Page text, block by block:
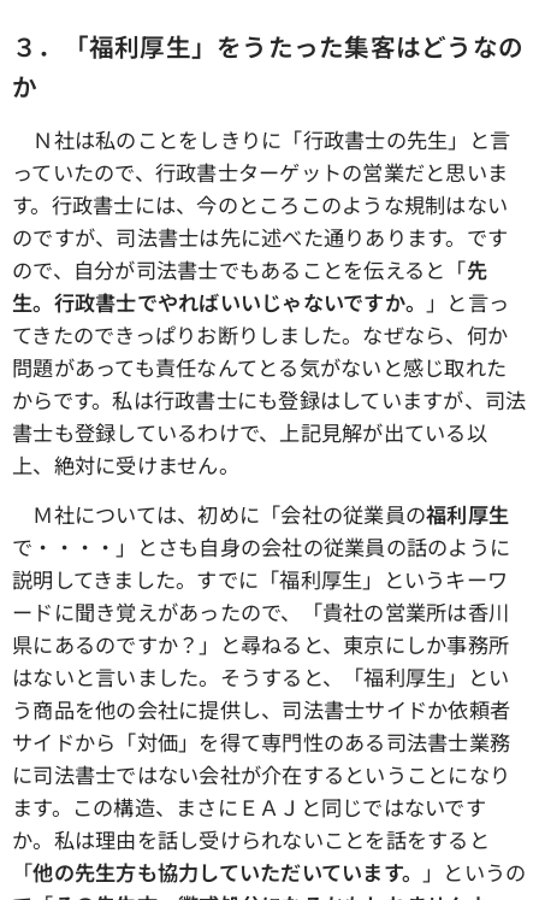
３．「福利厚生」をうたった集客はどうなの
か
Ｎ社は私のことをしきりに「行政書士の先生」と言
っていたので、行政書士ターゲットの営業だと思いま
す。行政書士には、今のところこのような規制はない
のですが、司法書士は先に述べた通りあります。です
ので、自分が司法書士でもあることを伝えると「先
生。行政書士でやればいいじゃないですか。 」と言っ
てきたのできっぱりお断りしました。なぜなら、何か
問題があっても責任なんてとる気がないと感じ取れた
からです。私は行政書士にも登録はしていますが、司法
書士も登録しているわけで、上記見解が出ている以
上、絶対に受けません。
Ｍ社については、初めに「会社の従業員の福利厚生
で・・・・」とさも自身の会社の従業員の話のように
説明してきました。すでに「福利厚生」というキーワ
ードに聞き覚えがあったので、「貴社の営業所は香川
県にあるのですか？」と尋ねると、東京にしか事務所
はないと言いました。そうすると、「福利厚生」とい
う商品を他の会社に提供し、司法書士サイドか依頼者
サイドから「対価」を得て専門性のある司法書士業務
に司法書士ではない会社が介在するということになり
ます。この構造、まさにＥＡＪと同じではないです
か。私は理由を話し受けられないことを話をすると
「他の先生方も協力していただいています。 」というの